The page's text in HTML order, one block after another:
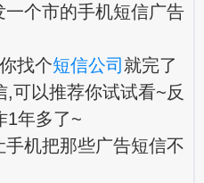
个市的手机短信广告
找个短信公司 就完了
可以推荐你试试看~反
1年多了~
机把那些广告短信不